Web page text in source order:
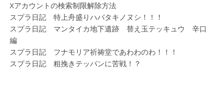
Xアカウントの検索制限解除方法
スプラ日記 特上舟盛りハバタキノヌシ！！！
スプラ日記 マンタイカ地下遺跡 替え玉テッキュウ 辛口
編
スプラ日記 フナモリア祈祷堂であわわのわ！！！
スプラ日記 粗挽きテッパンに苦戦！？